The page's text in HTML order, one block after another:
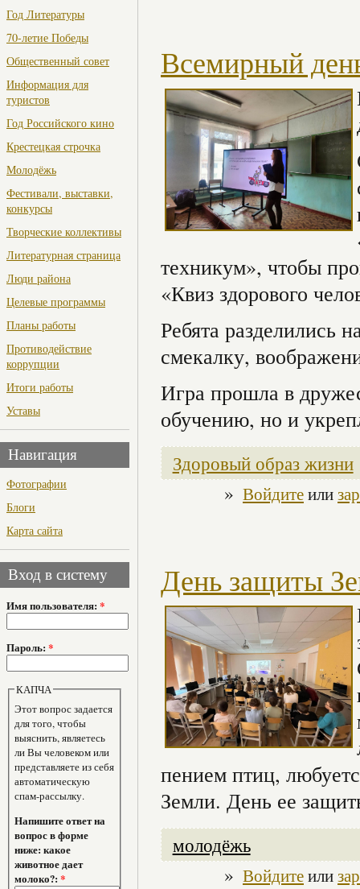
Год Литературы
70-летие Победы
Общественный совет
Информация для
туристов
Год Российского кино
Крестецкая строчка
Молодёжь
Фестивали, выставки,
конкурсы
Творческие коллективы
Литературная страница
Люди района
Целевые программы
Планы работы
Противодействие
коррупции
Итоги работы
Уставы
Навигация
Фотографии
Блоги
Карта сайта
Вход в систему
Имя пользователя: *
Пароль: *
КАПЧА
Этот вопрос задается
для того, чтобы
выяснить, являетесь
ли Вы человеком или
представляете из себя
автоматическую
спам-рассылку.
Напишите ответ на
вопрос в форме
ниже: какое
животное дает
молоко?:*
Всемирный
техникум», чтобы
«Квиз здорового
Ребята разделились
смекалку,
Игра прошла в
обучению, но и
Здоровый образ жизни
» Войдитеили
День защиты
пением птиц,
Земли. День ее
молодёжь
» Войдитеили